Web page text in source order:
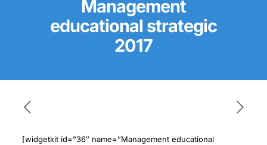
Management
educational strategic
2017
[widgetkit id=”36″ name=”Management educational